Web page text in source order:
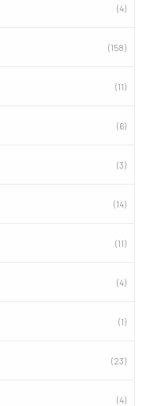
(4)
(158)
(11)
(6)
(3)
(14)
(11)
(4)
(1)
(23)
(4)